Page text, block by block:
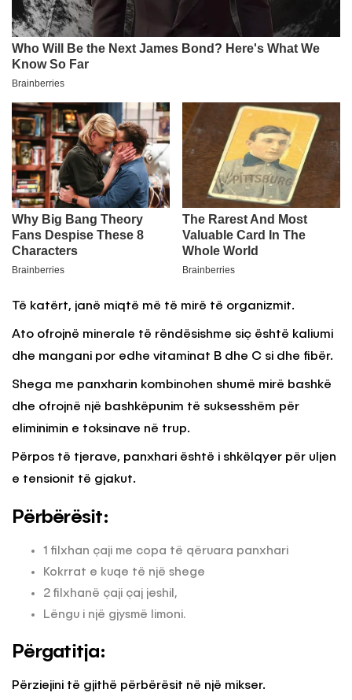
Të katërt, janë miqtë më të mirë të organizmit.
Ato ofrojnë minerale të rëndësishme siç është kaliumi
dhe mangani por edhe vitaminat B dhe C si dhe fibër.
Shega me panxharin kombinohen shumë mirë bashkë
dhe ofrojnë një bashkëpunim të suksesshëm për
eliminimin e toksinave në trup.
Përpos të tjerave, panxhari është i shkëlqyer për uljen
e tensionit të gjakut.
Përbërësit:
1 filxhan çaji me copa të qëruara panxhari
Kokrrat e kuqe të një shege
2 filxhanë çaji çaj jeshil,
Lëngu i një gjysmë limoni.
Përgatitja:
Përziejini të gjithë përbërësit në një mikser.